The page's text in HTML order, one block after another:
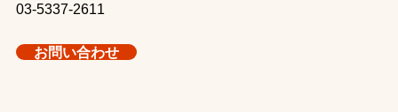
03-5337-2611
お問い合わせ